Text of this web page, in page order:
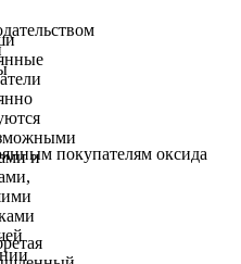
покупателям оксида